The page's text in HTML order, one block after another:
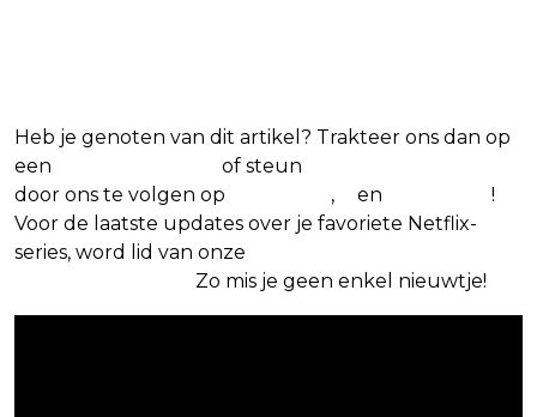
Heb je genoten van dit artikel? Trakteer ons dan op
een
of steun
door ons te volgen op
, en
!
Voor de laatste updates over je favoriete Netflix-
series, word lid van onze
Zo mis je geen enkel nieuwtje!